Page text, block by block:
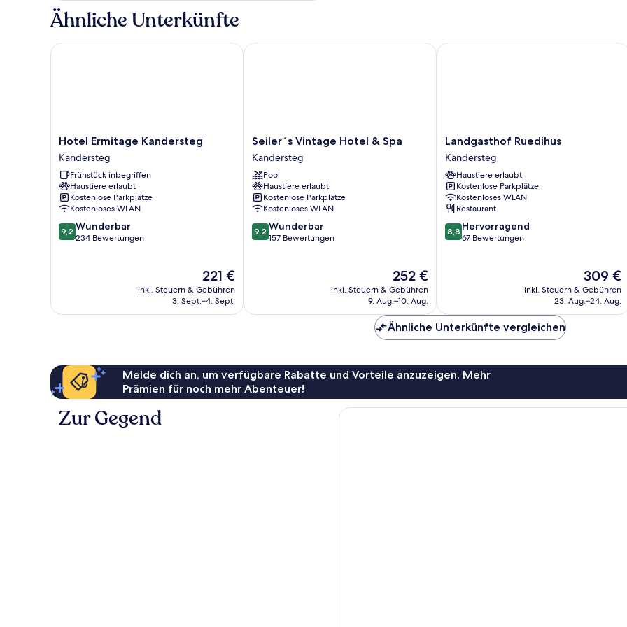
Ähnliche Unterkünfte
Hotel
Ermitage
Kandersteg
Kandersteg
Hotel Ermitage Kandersteg
Kandersteg
Frühstück inbegriffen
Haustiere erlaubt
Kostenlose Parkplätze
Kostenloses WLAN
9.2
von
9,2 Wunderbar
234 Bewertungen
Der
Preis
beträgt
221 €
inkl. Steuern & Gebühren
3. Sept.–4. Sept.
Hotel Ermitage Kandersteg
Seiler
´s
Vintage
Hotel
&
Spa
Kandersteg
Seiler´s Vintage Hotel & Spa
Kandersteg
Pool
Haustiere erlaubt
Kostenlose Parkplätze
Kostenloses WLAN
9.2
von
9,2 Wunderbar
157 Bewertungen
Der
Preis
beträgt
252 €
inkl. Steuern & Gebühren
9. Aug.–10. Aug.
Seiler´s Vintage Hotel & Spa
Landgasthof
Ruedihus
Kandersteg
Landgasthof Ruedihus
Kandersteg
Haustiere erlaubt
Kostenlose Parkplätze
Kostenloses WLAN
Restaurant
8.8
von
8,8 Hervorragend
67 Bewertungen
Der
Preis
beträgt
309 €
inkl. Steuern & Gebühren
23. Aug.–24. Aug.
Landgasthof Ruedihus
Ähnliche Unterkünfte vergleichen
Melde dich an, um verfügbare Rabatte und Vorteile anzuzeigen. Mehr
Prämien für noch mehr Abenteuer!
Zur Gegend